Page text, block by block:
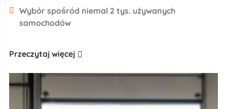
Wybór spośród niemal 2 tys. używanych
samochodów
Przeczytaj więcej